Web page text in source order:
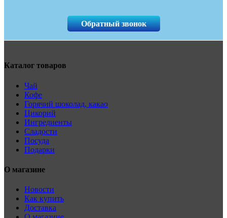
Обратный звонок
Каталог товаров
Чай
Кофе
Горячий шоколад, какао
Цикорий
Ингредиенты
Сладости
Посуда
Подарки
О магазине
Новости
Как купить
Доставка